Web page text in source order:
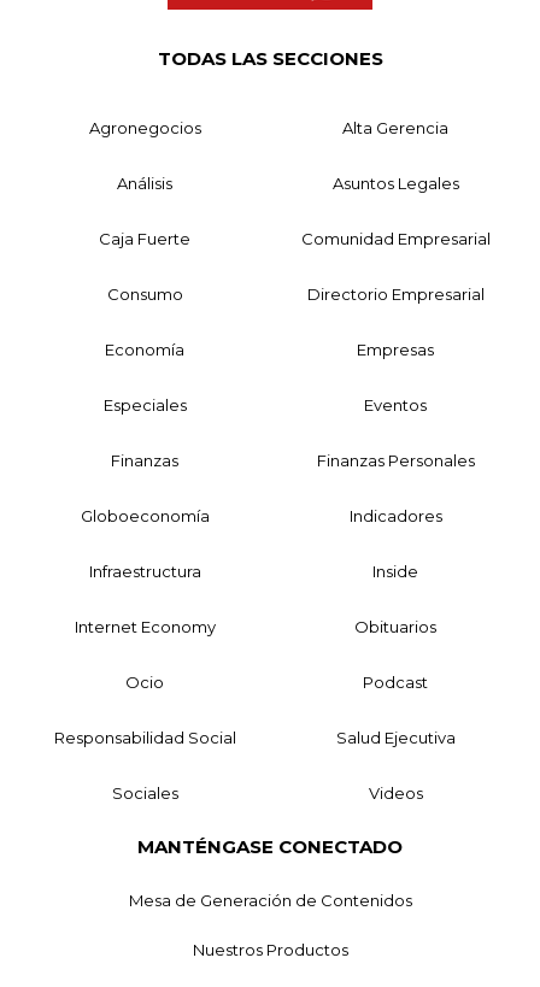
TODAS LAS SECCIONES
Agronegocios Alta Gerencia
Análisis Asuntos Legales
Caja Fuerte Comunidad Empresarial
Consumo Directorio Empresarial
Economía Empresas
Especiales Eventos
Finanzas Finanzas Personales
Globoeconomía Indicadores
Infraestructura Inside
Internet Economy Obituarios
Ocio Podcast
Responsabilidad Social Salud Ejecutiva
Sociales Videos
MANTÉNGASE CONECTADO
Mesa de Generación de Contenidos
Nuestros Productos